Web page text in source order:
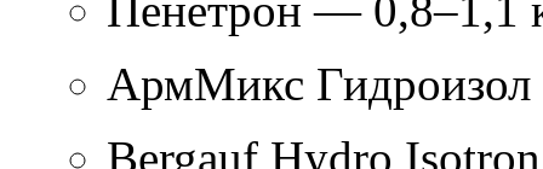
АрмМикс
Bergauf Hydro